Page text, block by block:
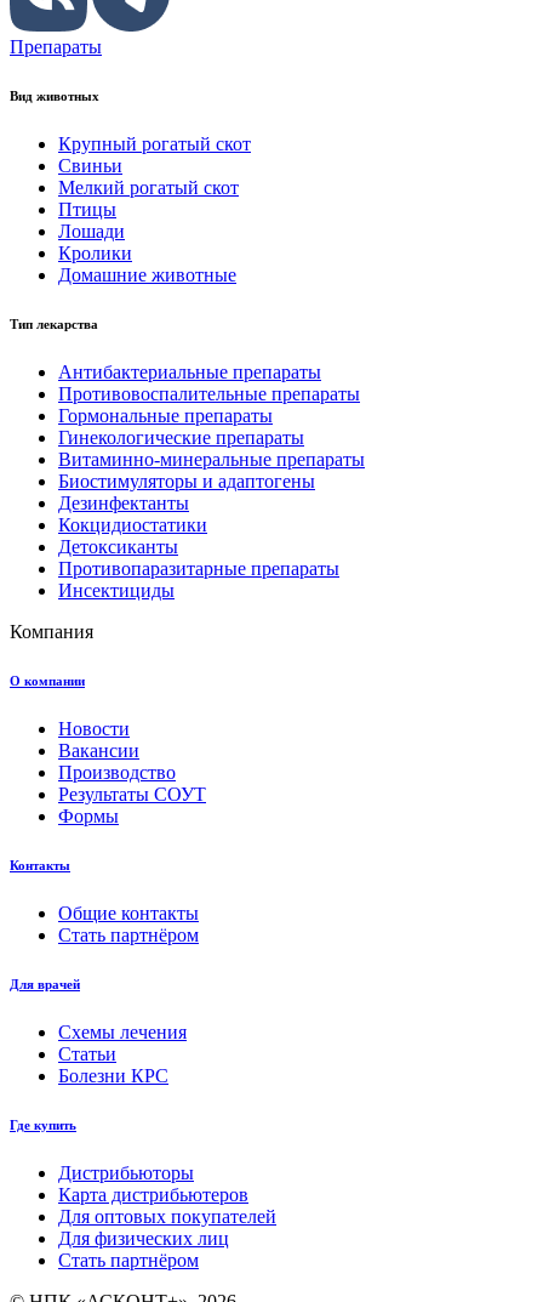
Препараты
Вид животных
Крупный рогатый скот
Свиньи
Мелкий рогатый скот
Птицы
Лошади
Кролики
Домашние животные
Тип лекарства
Антибактериальные препараты
Противовоспалительные препараты
Гормональные препараты
Гинекологические препараты
Витаминно-минеральные препараты
Биостимуляторы и адаптогены
Дезинфектанты
Кокцидиостатики
Детоксиканты
Противопаразитарные препараты
Инсектициды
Компания
О компании
Новости
Вакансии
Производство
Результаты СОУТ
Формы
Контакты
Общие контакты
Стать партнёром
Для врачей
Схемы лечения
Статьи
Болезни КРС
Где купить
Дистрибьюторы
Карта дистрибьютеров
Для оптовых покупателей
Для физических лиц
Стать партнёром